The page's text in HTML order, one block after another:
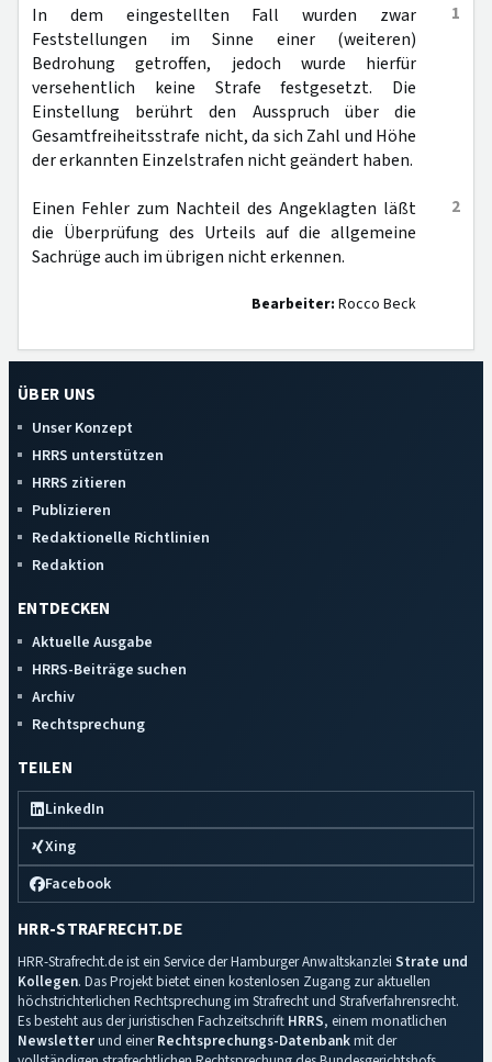
1
In dem eingestellten Fall wurden zwar
Feststellungen im Sinne einer (weiteren)
Bedrohung getroffen, jedoch wurde hierfür
versehentlich keine Strafe festgesetzt. Die
Einstellung berührt den Ausspruch über die
Gesamtfreiheitsstrafe nicht, da sich Zahl und Höhe
der erkannten Einzelstrafen nicht geändert haben.
2
Einen Fehler zum Nachteil des Angeklagten läßt
die Überprüfung des Urteils auf die allgemeine
Sachrüge auch im übrigen nicht erkennen.
Bearbeiter: Rocco Beck
ÜBER UNS
Unser Konzept
HRRS unterstützen
HRRS zitieren
Publizieren
Redaktionelle Richtlinien
Redaktion
ENTDECKEN
Aktuelle Ausgabe
HRRS-Beiträge suchen
Archiv
Rechtsprechung
TEILEN
LinkedIn
Xing
Facebook
HRR-STRAFRECHT.DE
HRR-Strafrecht.de ist ein Service der Hamburger Anwaltskanzlei Strate und
Kollegen. Das Projekt bietet einen kostenlosen Zugang zur aktuellen
höchstrichterlichen Rechtsprechung im Strafrecht und Strafverfahrensrecht.
Es besteht aus der juristischen Fachzeitschrift HRRS, einem monatlichen
Newsletterund einerRechtsprechungs-Datenbankmit der